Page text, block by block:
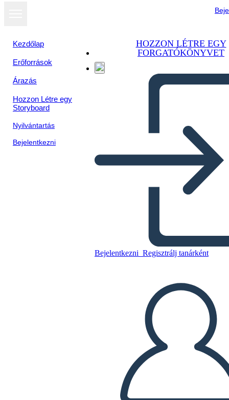
Kezdőlap
Erőforrások
Árazás
Hozzon Létre egy
Storyboard
Nyilvántartás
Bejelentkezni
HOZZON LÉTRE EGY
FORGATÓKÖNYVET
Bejelentkezni Regisztrálj tanárként
KÉSZÍTSEN EGY STORYBOARDOT
DIAVETÍTÉS LEJÁTSZÁSA
OLVASS NEKEM